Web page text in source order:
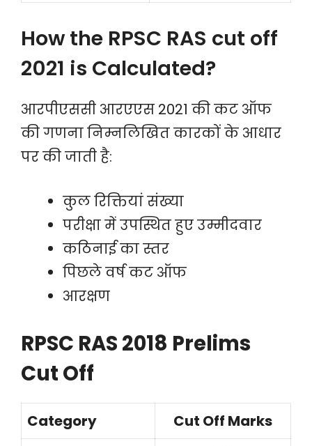
How the RPSC RAS cut off
2021 is Calculated?
आरपीएससी आरएएस 2021 की कट ऑफ
की गणना निम्नलिखित कारकों के आधार
पर की जाती है:
कुल रिक्तियां संख्या
परीक्षा में उपस्थित हुए उम्मीदवार
कठिनाई का स्तर
पिछले वर्ष कट ऑफ
आरक्षण
RPSC RAS 2018 Prelims
Cut Off
Category
Cut Off Marks